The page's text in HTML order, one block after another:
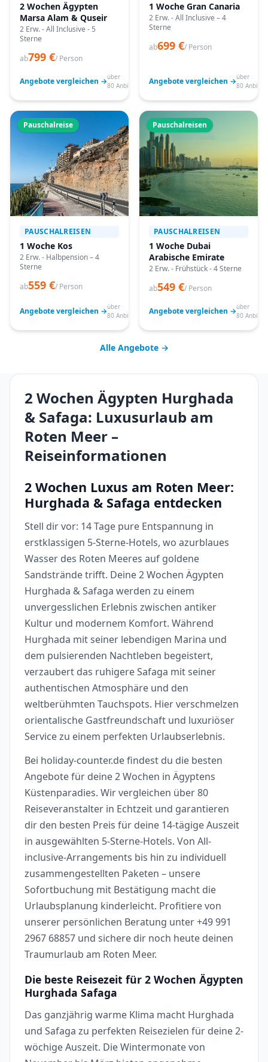
2 Wochen Ägypten
Marsa Alam & Quseir
2 Erw. - All Inclusive - 5
Sterne
ab799 €/ Person
Angebote vergleichen →über
80 Anbieter
1 Woche Gran Canaria
2 Erw. - All Inclusive – 4
Sterne
ab699 €/ Person
Angebote vergleichen →über
80
Pauschalreise
PAUSCHALREISEN
1 Woche Kos
2 Erw. - Halbpension – 4
Sterne
ab559 €/ Person
Angebote vergleichen →über
80 Anbieter
Pauschalreisen
PAUSCHALREISEN
1 Woche Dubai
Arabische Emirate
2 Erw. - Frühstück - 4 Sterne
ab549 €/ Person
Angebote vergleichen →über
80
Alle Angebote →
2 Wochen Ägypten Hurghada
& Safaga: Luxusurlaub am
Roten Meer –
Reiseinformationen
2 Wochen Luxus am Roten Meer:
Hurghada & Safaga entdecken
Stell dir vor: 14 Tage pure Entspannung in
erstklassigen 5-Sterne-Hotels, wo azurblaues
Wasser des Roten Meeres auf goldene
Sandstrände trifft. Deine 2 Wochen Ägypten
Hurghada & Safaga werden zu einem
unvergesslichen Erlebnis zwischen antiker
Kultur und modernem Komfort. Während
Hurghada mit seiner lebendigen Marina und
dem pulsierenden Nachtleben begeistert,
verzaubert das ruhigere Safaga mit seiner
authentischen Atmosphäre und den
weltberühmten Tauchspots. Hier verschmelzen
orientalische Gastfreundschaft und luxuriöser
Service zu einem perfekten Urlaubserlebnis.
Bei holiday-counter.de findest du die besten
Angebote für deine 2 Wochen in Ägyptens
Küstenparadies. Wir vergleichen über 80
Reiseveranstalter in Echtzeit und garantieren
dir den besten Preis für deine 14-tägige Auszeit
in ausgewählten 5-Sterne-Hotels. Von All-
inclusive-Arrangements bis hin zu individuell
zusammengestellten Paketen – unsere
Sofortbuchung mit Bestätigung macht die
Urlaubsplanung kinderleicht. Profitiere von
unserer persönlichen Beratung unter +49 991
2967 68857 und sichere dir noch heute deinen
Traumurlaub am Roten Meer.
Die beste Reisezeit für 2 Wochen Ägypten
Hurghada Safaga
Das ganzjährig warme Klima macht Hurghada
und Safaga zu perfekten Reisezielen für deine 2-
wöchige Auszeit. Die Wintermonate von